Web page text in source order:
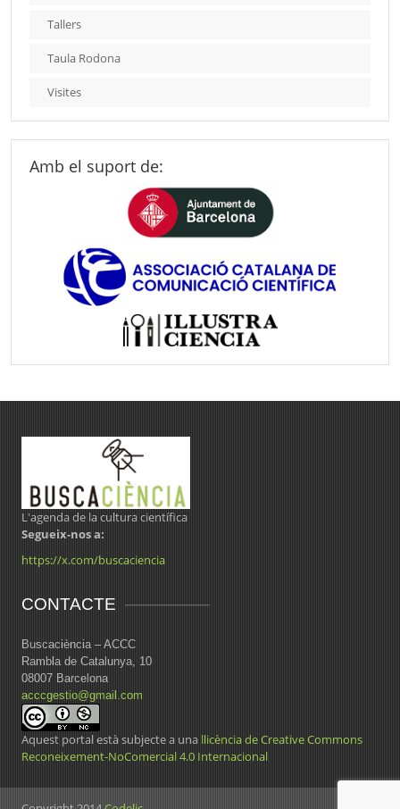
Tallers
Taula Rodona
Visites
Amb el suport de:
L'agenda de la cultura científica
Segueix-nos a:
https://x.com/buscaciencia
CONTACTE
Buscaciència – ACCC
Rambla de Catalunya, 10
08007 Barcelona
acccgestio@gmail.com
Aquest portal està subjecte a una llicència de Creative Commons
Reconeixement-NoComercial 4.0 Internacional